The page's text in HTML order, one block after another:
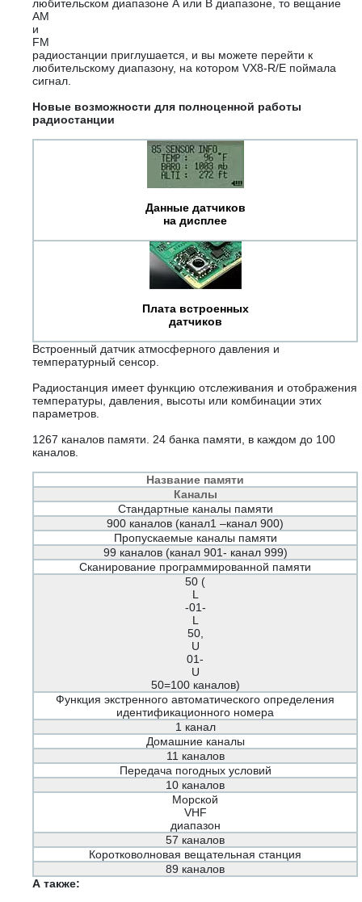
любительском диапазоне А или В диапазоне, то вещание
AM
и
FM
радиостанции приглушается, и вы можете перейти к
любительскому диапазону, на котором VX8-R/E поймала
сигнал.
Новые возможности для полноценной работы
радиостанции
Данные датчиков
на дисплее
Плата встроенных
датчиков
Встроенный датчик атмосферного давления и
температурный сенсор.
Радиостанция имеет функцию отслеживания и отображения
температуры, давления, высоты или комбинации этих
параметров.
1267 каналов памяти. 24 банка памяти, в каждом до 100
каналов.
Название памяти
Каналы
Стандартные каналы памяти
900 каналов (канал1 –канал 900)
Пропускаемые каналы памяти
99 каналов (канал 901- канал 999)
Сканирование программированной памяти
50 (
L
-01-
L
50,
U
01-
U
50=100 каналов)
Функция экстренного автоматического определения
идентификационного номера
1 канал
Домашние каналы
11 каналов
Передача погодных условий
10 каналов
Морской
VHF
диапазон
57 каналов
Коротковолновая вещательная станция
89 каналов
А также: